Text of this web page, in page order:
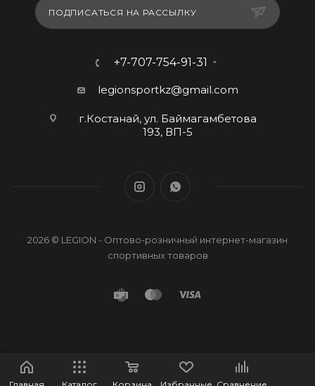
ПОДПИСАТЬСЯ НА РАССЫЛКУ
+7-707-754-91-31
legionsportkz@gmail.com
г.Костанай, ул. Баймагамбетова
193, ВП-5
2026 © LEGION - Оптово-розничный интернет-магазин
спортивных товаров
Главная Каталог Корзина Избранные Сравнение